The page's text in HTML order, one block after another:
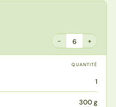
− 6 +
QUANTITÉ
1
300 g